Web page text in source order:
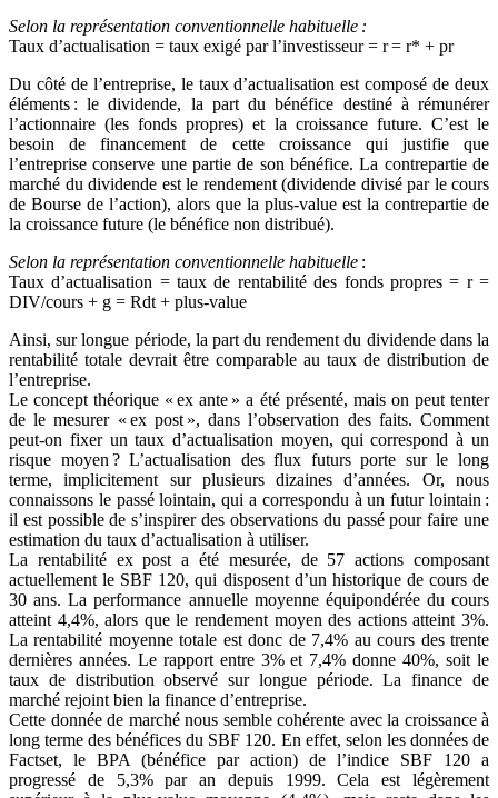
Selon la représentation conventionnelle habituelle :
Taux d’actualisation = taux exigé par l’investisseur = r = r* + pr
Du côté de l’entreprise, le taux d’actualisation est composé de deux
éléments : le dividende, la part du bénéfice destiné à rémunérer
l’actionnaire (les fonds propres) et la croissance future. C’est le
besoin de financement de cette croissance qui justifie que
l’entreprise conserve une partie de son bénéfice. La contrepartie de
marché du dividende est le rendement (dividende divisé par le cours
de Bourse de l’action), alors que la plus-value est la contrepartie de
la croissance future (le bénéfice non distribué).
Selon la représentation conventionnelle habituelle :
Taux d’actualisation = taux de rentabilité des fonds propres = r =
DIV/cours + g = Rdt + plus-value
Ainsi, sur longue période, la part du rendement du dividende dans la
rentabilité totale devrait être comparable au taux de distribution de
l’entreprise.
Le concept théorique « ex ante » a été présenté, mais on peut tenter
de le mesurer « ex post », dans l’observation des faits. Comment
peut-on fixer un taux d’actualisation moyen, qui correspond à un
risque moyen ? L’actualisation des flux futurs porte sur le long
terme, implicitement sur plusieurs dizaines d’années. Or, nous
connaissons le passé lointain, qui a correspondu à un futur lointain :
il est possible de s’inspirer des observations du passé pour faire une
estimation du taux d’actualisation à utiliser.
La rentabilité ex post a été mesurée, de 57 actions composant
actuellement le SBF 120, qui disposent d’un historique de cours de
30 ans. La performance annuelle moyenne équipondérée du cours
atteint 4,4%, alors que le rendement moyen des actions atteint 3%.
La rentabilité moyenne totale est donc de 7,4% au cours des trente
dernières années. Le rapport entre 3% et 7,4% donne 40%, soit le
taux de distribution observé sur longue période. La finance de
marché rejoint bien la finance d’entreprise.
Cette donnée de marché nous semble cohérente avec la croissance à
long terme des bénéfices du SBF 120. En effet, selon les données de
Factset, le BPA (bénéfice par action) de l’indice SBF 120 a
progressé de 5,3% par an depuis 1999. Cela est légèrement